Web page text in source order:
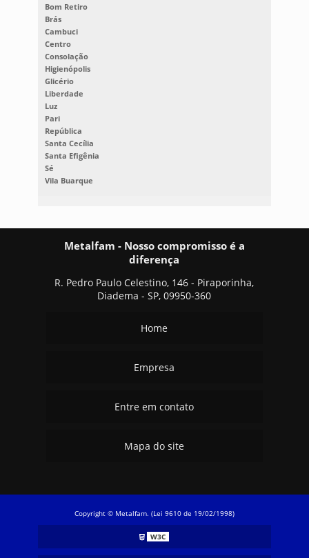
Bom Retiro
Brás
Cambuci
Centro
Consolação
Higienópolis
Glicério
Liberdade
Luz
Pari
República
Santa Cecília
Santa Efigênia
Sé
Vila Buarque
Metalfam - Nosso compromisso é a
diferença
R. Pedro Paulo Celestino, 146 - Piraporinha,
Diadema - SP, 09950-360
Home
Empresa
Entre em contato
Mapa do site
Copyright © Metalfam. (Lei 9610 de 19/02/1998)
W3C